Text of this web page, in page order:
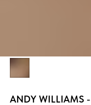
ANDY WILLIAMS